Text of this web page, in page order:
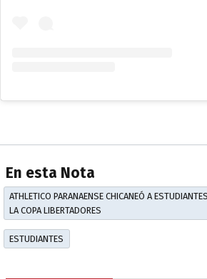
En esta Nota
ATHLETICO PARANAENSE CHICANEÓ A
LA COPA LIBERTADORES
ESTUDIANTES